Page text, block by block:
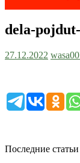
dela-
27.12.2022
Последние статьи